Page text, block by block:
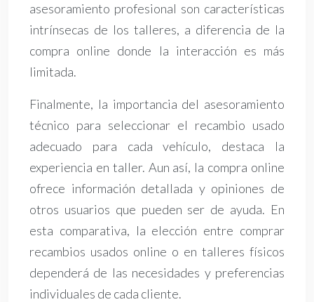
asesoramiento profesional son características
intrínsecas de los talleres, a diferencia de la
compra online donde la interacción es más
limitada.
Finalmente, la importancia del asesoramiento
técnico para seleccionar el recambio usado
adecuado para cada vehículo, destaca la
experiencia en taller. Aun así, la compra online
ofrece información detallada y opiniones de
otros usuarios que pueden ser de ayuda. En
esta comparativa, la elección entre comprar
recambios usados online o en talleres físicos
dependerá de las necesidades y preferencias
individuales de cada cliente.